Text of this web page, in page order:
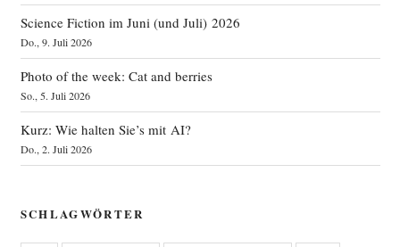
Science Fiction im Juni (und Juli) 2026
Do., 9. Juli 2026
Photo of the week: Cat and berries
So., 5. Juli 2026
Kurz: Wie halten Sie’s mit AI?
Do., 2. Juli 2026
SCHLAGWÖRTER